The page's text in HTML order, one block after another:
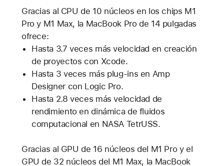
Gracias al CPU de 10 núcleos en los chips M1
Pro y M1 Max, la MacBook Pro de 14 pulgadas
ofrece:
Hasta 3.7 veces más velocidad en creación
de proyectos con Xcode.
Hasta 3 veces más plug-ins en Amp
Designer con Logic Pro.
Hasta 2.8 veces más velocidad de
rendimiento en dinámica de fluidos
computacional en NASA TetrUSS.
Gracias al GPU de 16 núcleos del M1 Pro y el
GPU de 32 núcleos del M1 Max, la MacBook